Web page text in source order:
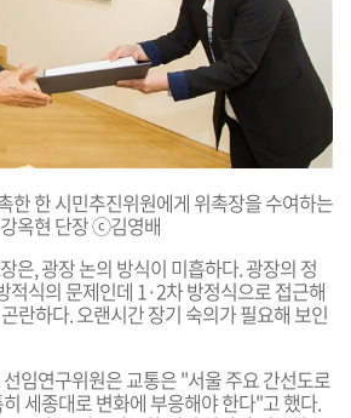
한 한 시민추진위원에게 위촉장을 수여하는
강옥현 단장 ⓒ김영배
은, 광장 논의 방식이 미흡하다. 광장의 정
적식의 문제인데 1·2차 방정식으로 접근해
란하다. 오랜시간 장기 숙의가 필요해 보인
임연구위원은 교통은 "서울 주요 간선도로
세종대로 변화에 부응해야 한다"고 했다.